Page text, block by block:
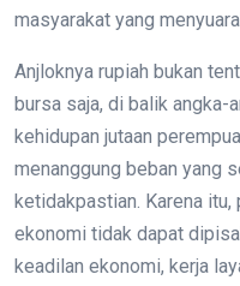
masyarakat yang
Anjloknya rupiah bukan
bursa saja, di balik
kehidupan jutaan
menanggung beban yang
ketidakpastian. Karena
ekonomi tidak dapat
keadilan ekonomi, kerja